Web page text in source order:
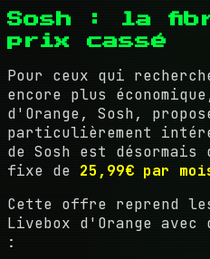
Sosh : la
prix cassé
Pour ceux qui
encore plus
d'Orange, Sosh,
particulièrement
de Sosh est
fixe de 25,99€ par
Cette offre reprend
Livebox d'Orange avec
: